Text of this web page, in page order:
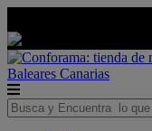
Baleares Canarias